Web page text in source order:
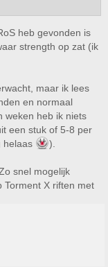
heb gevonden is
strength op zat (ik
maar ik lees
en normaal
weken heb ik niets
een stuk of 5-8 per
helaas
).
snel mogelijk
Torment X riften met